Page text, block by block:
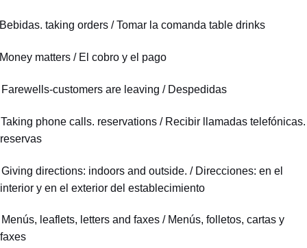
Bebidas. taking orders / Tomar la comanda table drinks
Money matters / El cobro y el pago
Farewells-customers are leaving / Despedidas
Taking phone calls. reservations / Recibir llamadas telefónicas.
reservas
Giving directions: indoors and outside. / Direcciones: en el
interior y en el exterior del establecimiento
Menús, leaflets, letters and faxes / Menús, folletos, cartas y
faxes